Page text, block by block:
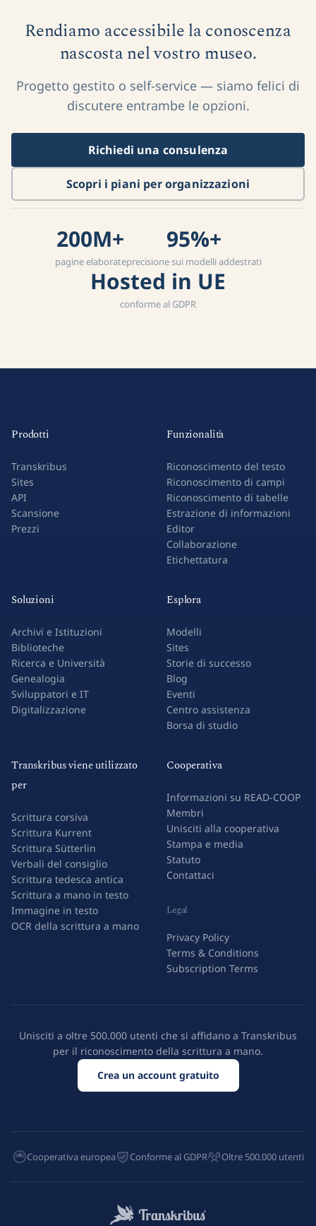
Rendiamo accessibile la conoscenza
nascosta nel vostro museo.
Progetto gestito o self-service — siamo felici di
discutere entrambe le opzioni.
Richiedi una consulenza
Scopri i piani per organizzazioni
200M+
pagine elaborate
95%+
precisione sui modelli addestrati
Hosted in UE
conforme al GDPR
Prodotti
Transkribus
Sites
API
Scansione
Prezzi
Funzionalità
Riconoscimento del testo
Riconoscimento di campi
Riconoscimento di tabelle
Estrazione di informazioni
Editor
Collaborazione
Etichettatura
Soluzioni
Archivi e Istituzioni
Biblioteche
Ricerca e Università
Genealogia
Sviluppatori e IT
Digitalizzazione
Esplora
Modelli
Sites
Storie di successo
Blog
Eventi
Centro assistenza
Borsa di studio
Transkribus viene utilizzato
per
Scrittura corsiva
Scrittura Kurrent
Scrittura Sütterlin
Verbali del consiglio
Scrittura tedesca antica
Scrittura a mano in testo
Immagine in testo
OCR della scrittura a mano
Cooperativa
Informazioni su READ-COOP
Membri
Unisciti alla cooperativa
Stampa e media
Statuto
Contattaci
Legal
Privacy Policy
Terms & Conditions
Subscription Terms
Unisciti a oltre 500.000 utenti che si affidano a Transkribus
per il riconoscimento della scrittura a mano.
Crea un account gratuito
Cooperativa europea Conforme al GDPR Oltre 500.000 utenti